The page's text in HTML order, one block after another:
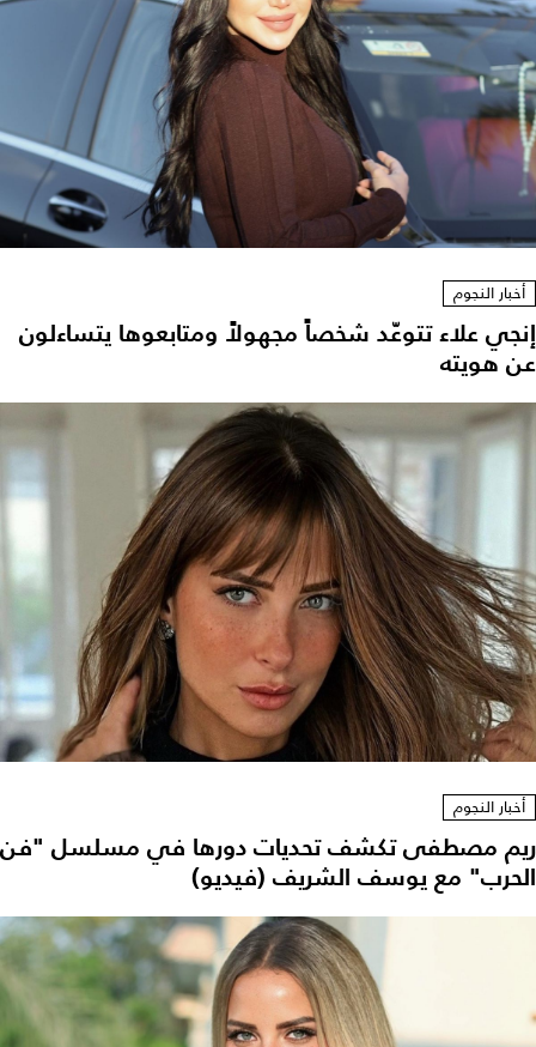
أخبار النجوم
إنجي علاء تتوعّد شخصاً مجهولاً ومتابعوها يتساءلون
عن هويته
أخبار النجوم
ريم مصطفى تكشف تحديات دورها في مسلسل "فن
الحرب" مع يوسف الشريف (فيديو)